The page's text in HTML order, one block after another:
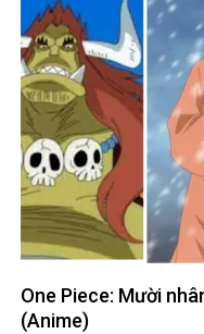
One Piece: Mười
(Anime)